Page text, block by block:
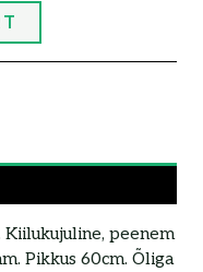
Kiilukujuline, peenem
Pikkus 60cm. Õliga